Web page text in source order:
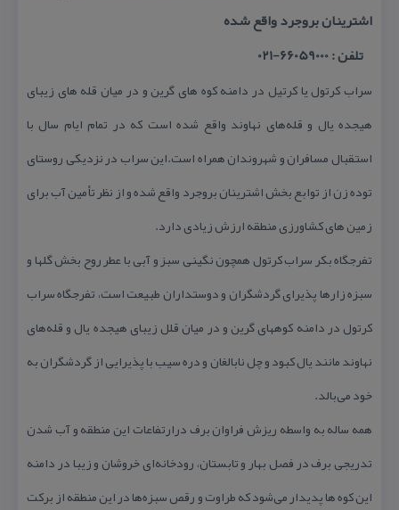
اشترینان بروجرد واقع شده
تلفن : 66059000-021
سراب كرتول یا كرتیل در دامنه كوه های گرین و در میان قله های زیبای
هیجده یال و قله‌های نهاوند واقع شده است كه در تمام ایام سال با
استقبال مسافران و شهروندان همراه است.این سراب در نزدیكی روستای
توده زن از توابع بخش اشترینان بروجرد واقع شده و از نظر تأمین آب برای
زمین های كشاورزی منطقه ارزش زیادی دارد.
تفرجگاه بكر سراب كرتول همچون نگینی سبز و آبی با عطر روح بخش گلها و
سبزه زارها پذیرای گردشگران و دوستداران طبیعت است، تفرجگاه سراب
كرتول در دامنه كوههای گرین و در میان قلل زیبای هیجده یال و قله‌های
نهاوند مانند یال كبود و چل نابالغان و دره سیب با پذیرایی از گردشگران به
خود می‌بالد.
همه ساله به واسطه ریزش فراوان برف درارتفاعات این منطقه و آب شدن
تدریجی برف در فصل بهار و تابستان، رودخانه‌ای خروشان و زیبا در دامنه
این كوه ها پدیدار می‌شود كه طراوت و رقص سبزه‌ها در این منطقه از بركت